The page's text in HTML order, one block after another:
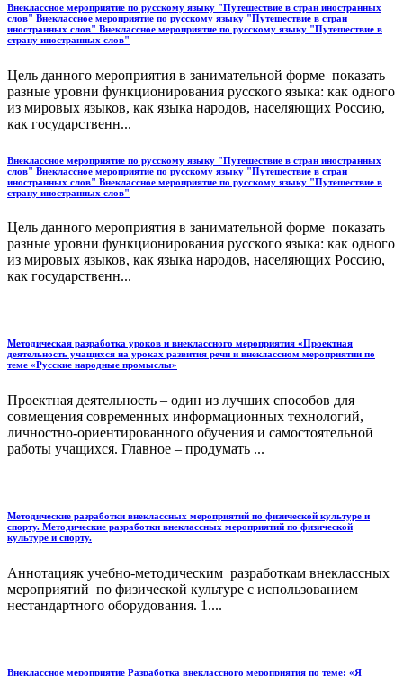
Внеклассное мероприятие по русскому языку "Путешествие в стран иностранных
слов" Внеклассное мероприятие по русскому языку "Путешествие в стран
иностранных слов" Внеклассное мероприятие по русскому языку "Путешествие в
страну иностранных слов"
Цель данного мероприятия в занимательной форме показать
разные уровни функционирования русского языка: как одного
из мировых языков, как языка народов, населяющих Россию,
как государственн...
Внеклассное мероприятие по русскому языку "Путешествие в стран иностранных
слов" Внеклассное мероприятие по русскому языку "Путешествие в стран
иностранных слов" Внеклассное мероприятие по русскому языку "Путешествие в
страну иностранных слов"
Цель данного мероприятия в занимательной форме показать
разные уровни функционирования русского языка: как одного
из мировых языков, как языка народов, населяющих Россию,
как государственн...
Методическая разработка уроков и внеклассного мероприятия «Проектная
деятельность учащихся на уроках развития речи и внеклассном мероприятии по
теме «Русские народные промыслы»
Проектная деятельность – один из лучших способов для
совмещения современных информационных технологий,
личностно-ориентированного обучения и самостоятельной
работы учащихся. Главное – продумать ...
Методические разработки внеклассных мероприятий по физической культуре и
спорту. Методические разработки внеклассных мероприятий по физической
культуре и спорту.
Аннотацияк учебно-методическим разработкам внеклассных
мероприятий по физической культуре с использованием
нестандартного оборудования. 1....
Внеклассное мероприятие Разработка внеклассного мероприятия по теме: «Я